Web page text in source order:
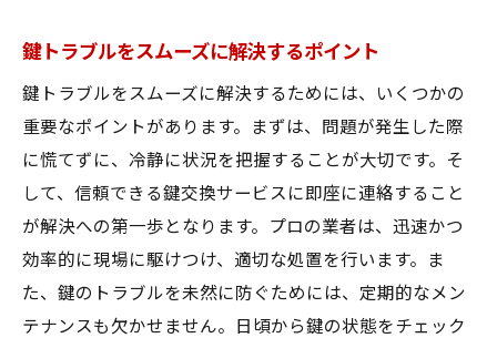
鍵トラブルをスムーズに解決するポイント
鍵トラブルをスムーズに解決するためには、いくつかの
重要なポイントがあります。まずは、問題が発生した際
に慌てずに、冷静に状況を把握することが大切です。そ
して、信頼できる鍵交換サービスに即座に連絡すること
が解決への第一歩となります。プロの業者は、迅速かつ
効率的に現場に駆けつけ、適切な処置を行います。ま
た、鍵のトラブルを未然に防ぐためには、定期的なメン
テナンスも欠かせません。日頃から鍵の状態をチェック